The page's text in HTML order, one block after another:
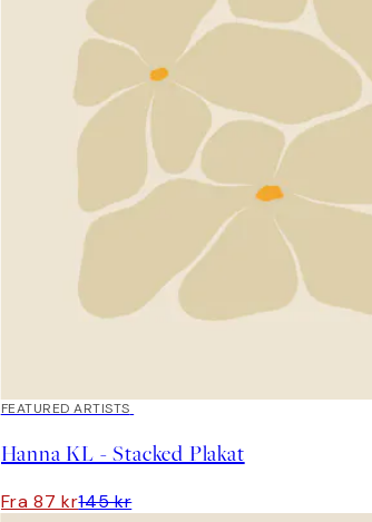
40%*
FEATURED ARTISTS
Hanna KL - Stacked Plakat
Fra 87 kr145 kr